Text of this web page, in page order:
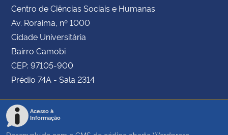
Centro de Ciências Sociais e Humanas
Av. Roraima, nº 1000
Cidade Universitária
Bairro Camobi
CEP: 97105-900
Prédio 74A - Sala 2314
Acesso à
Informação